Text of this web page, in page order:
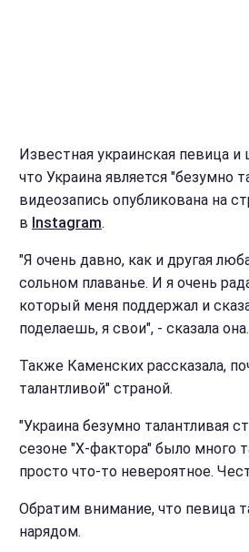
Известная украинская певица
что Украина является "безумно
видеозапись опубликована на
в Instagram.
"Я очень давно, как и другая
сольном плаванье. И я очень
который меня поддержал и
поделаешь, я свои", - сказала она.
Также Каменских рассказала,
талантливой" страной.
"Украина безумно талантливая
сезоне "X-фактора" было много
просто что-то невероятное.
Обратим внимание, что певица
нарядом.